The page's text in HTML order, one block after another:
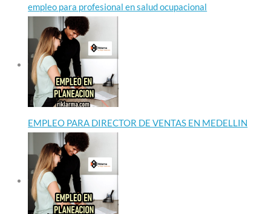
empleo para profesional en salud ocupacional
EMPLEO PARA DIRECTOR DE VENTAS EN MEDELLIN